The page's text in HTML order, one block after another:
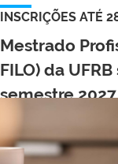
INSCRIÇÕES ATÉ
Mestrado
FILO) da
semestre